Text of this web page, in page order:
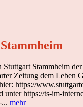
Stammheim
Zeitung dem Leben
https://
unter https://ts-im-
mehr